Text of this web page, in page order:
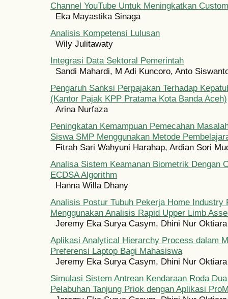
Channel YouTube Untuk Meningkatkan
Eka Mayastika Sinaga
Analisis Kompetensi Lulusan
Wily Julitawaty
Integrasi Data Sektoral Pemerintah
Sandi Mahardi, M Adi Kuncoro, Anto
Pengaruh Sanksi Perpajakan Terhadap
(Kantor Pajak KPP Pratama Kota Banda Aceh)
Arina Nurfaza
Peningkatan Kemampuan Pemecahan
Siswa SMP Menggunakan Metode
Fitrah Sari Wahyuni Harahap, Ardian Sori
Analisa Sistem Keamanan Biometrik Dengan
ECDSA Algorithm
Hanna Willa Dhany
Analisis Postur Tubuh Pekerja Home Industry
Menggunakan Analisis Rapid Upper Limb
Jeremy Eka Surya Casym, Dhini Nur Oktiara
Aplikasi Analytical Hierarchy Process dalam
Preferensi Laptop Bagi Mahasiswa
Jeremy Eka Surya Casym, Dhini Nur Oktiara
Simulasi Sistem Antrean Kendaraan Roda
Pelabuhan Tanjung Priok dengan Aplikasi